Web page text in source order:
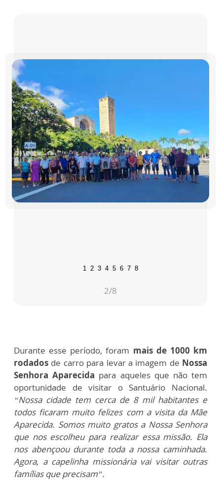
1 2 3 4 5 6 7 8
2/8
Durante esse período, foram mais de 1000 km
rodados de carro para levar a imagem de Nossa
Senhora Aparecida para aqueles que não tem
oportunidade de visitar o Santuário Nacional.
“Nossa cidade tem cerca de 8 mil habitantes e
todos ficaram muito felizes com a visita da Mãe
Aparecida. Somos muito gratos a Nossa Senhora
que nos escolheu para realizar essa missão. Ela
nos abençoou durante toda a nossa caminhada.
Agora, a capelinha missionária vai visitar outras
famílias que precisam”.